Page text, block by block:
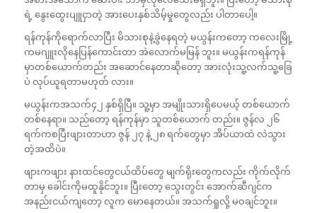
ရဲ့ နွေးထွေးပျူငှာတဲ့ အားပေးနှစ်သိမ့်မှုတွေလည်း ပါတာပေါ့။
ရန်ကုန်ကိုရောက်လာပြီး မိသားစုနဲ့ခွဲနေရတဲ့ မယွန်းကတော့ ကလေးမြို့
ကမဂျူးလိုနေပြန်ကောင်းတာ အဲလောက်မမြန် ဘူး။ မယွန်းကရန်ကုန်
မှာတစ်ယောက်တည်း အဆောင်နေတာဆိုတော့ အားလုံးသူ့လက်သူ့ခြေ
ပဲ လုပ်ယူရတာမဟုတ် လား။
မယွန်းကအသက်၄၂ နှစ်ရှိပြီ။ သူ့မှာ အမျိုးသားရှိပေမယ့် တစ်ယောက်
တစ်နေရာ။ သည်တော့ ရန်ကုန်မှာ သူတစ်ယောက် တည်း။ ဇွန်လ ၂၆
ရက်ကစပြီးဖျားတာဟာ ဇွန် ၂၇ နဲ့ ၂၈ ရက်တွေမှာ အိပ်ယာထဲ လဲသွား
တဲ့အထိပဲ။
ဖျားကဖျား နားထင်တွေငယ်ထိပ်တွေ မျက်ရိုးတွေကလည်း ကိုက်လိုက်
တာမှ ခေါင်းကိုမထူနိုင်ဘူး။ ပြီးတော့ သွေးတွင်း အောက်ဆီဂျင်က
အနည်းငယ်ကျတော့ လူက မောနေတယ်။ အသက်ရှုလို့ မဝချင်ဘူး။